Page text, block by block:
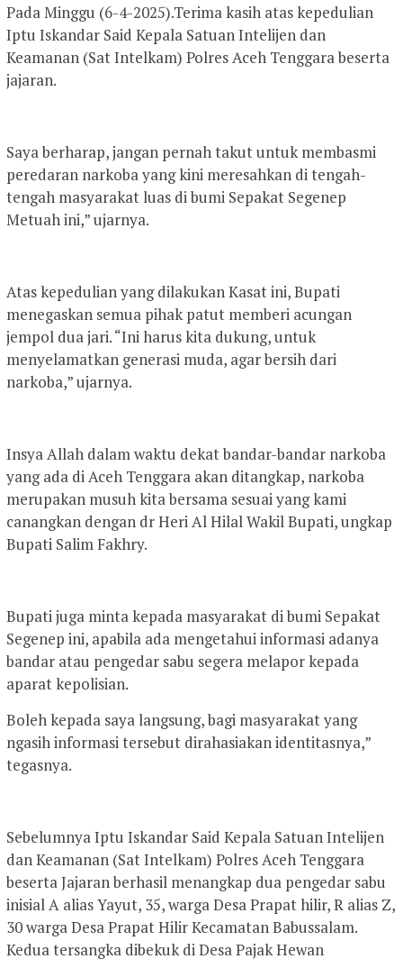
Pada Minggu (6-4-2025).Terima kasih atas kepedulian
Iptu Iskandar Said Kepala Satuan Intelijen dan
Keamanan (Sat Intelkam) Polres Aceh Tenggara beserta
jajaran.
Saya berharap, jangan pernah takut untuk membasmi
peredaran narkoba yang kini meresahkan di tengah-
tengah masyarakat luas di bumi Sepakat Segenep
Metuah ini,” ujarnya.
Atas kepedulian yang dilakukan Kasat ini, Bupati
menegaskan semua pihak patut memberi acungan
jempol dua jari. “Ini harus kita dukung, untuk
menyelamatkan generasi muda, agar bersih dari
narkoba,” ujarnya.
Insya Allah dalam waktu dekat bandar-bandar narkoba
yang ada di Aceh Tenggara akan ditangkap, narkoba
merupakan musuh kita bersama sesuai yang kami
canangkan dengan dr Heri Al Hilal Wakil Bupati, ungkap
Bupati Salim Fakhry.
Bupati juga minta kepada masyarakat di bumi Sepakat
Segenep ini, apabila ada mengetahui informasi adanya
bandar atau pengedar sabu segera melapor kepada
aparat kepolisian.
Boleh kepada saya langsung, bagi masyarakat yang
ngasih informasi tersebut dirahasiakan identitasnya,”
tegasnya.
Sebelumnya Iptu Iskandar Said Kepala Satuan Intelijen
dan Keamanan (Sat Intelkam) Polres Aceh Tenggara
beserta Jajaran berhasil menangkap dua pengedar sabu
inisial A alias Yayut, 35, warga Desa Prapat hilir, R alias Z,
30 warga Desa Prapat Hilir Kecamatan Babussalam.
Kedua tersangka dibekuk di Desa Pajak Hewan